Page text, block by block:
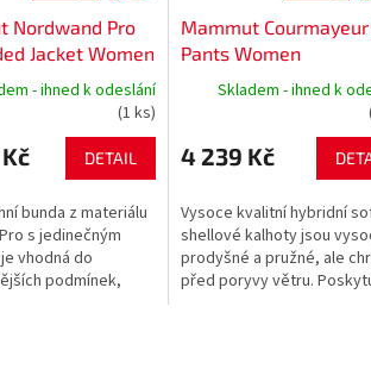
Nordwand Pro
Jacket Women
- ihned k odeslání
(1 ks)
DETAIL
bunda z materiálu
s jedinečným
vhodná do
podmínek,
Mammut Courmayeur
Pants Women
Skladem - ihned k
4 239 Kč
Vysoce kvalitní hybridní
shellové kalhoty jsou
prodyšné a pružné, ale
před poryvy větru.